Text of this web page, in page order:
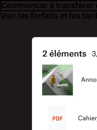
Commencer à
Voir les forfaits et les